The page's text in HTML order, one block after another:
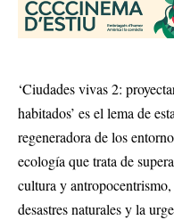
‘Ciudades vivas 2:
habitados’ es el lema de
regeneradora de los
ecología que trata de
cultura y
desastres naturales y la